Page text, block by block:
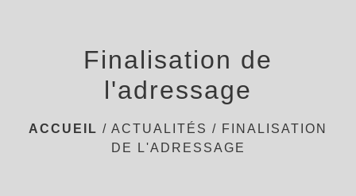
Finalisation de
l'adressage
ACCUEIL / ACTUALITÉS / FINALISATION
DE L'ADRESSAGE